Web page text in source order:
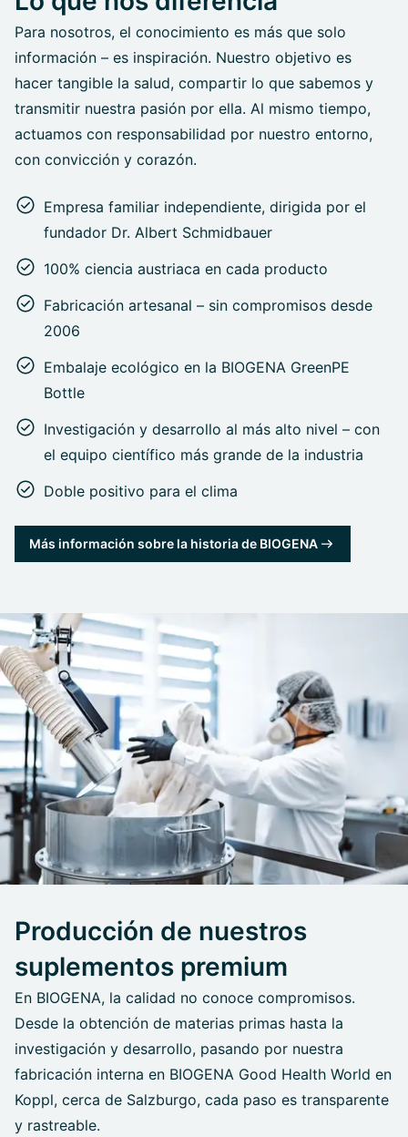
Para nosotros, el conocimiento es más que solo
información – es inspiración. Nuestro objetivo es
hacer tangible la salud, compartir lo que sabemos y
transmitir nuestra pasión por ella. Al mismo tiempo,
actuamos con responsabilidad por nuestro entorno,
con convicción y corazón.
Empresa familiar independiente, dirigida por el
fundador Dr. Albert Schmidbauer
100% ciencia austriaca en cada producto
Fabricación artesanal – sin compromisos desde
2006
Embalaje ecológico en la BIOGENA GreenPE
Bottle
Investigación y desarrollo al más alto nivel – con
el equipo científico más grande de la industria
Doble positivo para el clima
Más información sobre la historia de BIOGENA
Producción de nuestros
suplementos premium
En BIOGENA, la calidad no conoce compromisos.
Desde la obtención de materias primas hasta la
investigación y desarrollo, pasando por nuestra
fabricación interna en BIOGENA Good Health World en
Koppl, cerca de Salzburgo, cada paso es transparente
y rastreable.